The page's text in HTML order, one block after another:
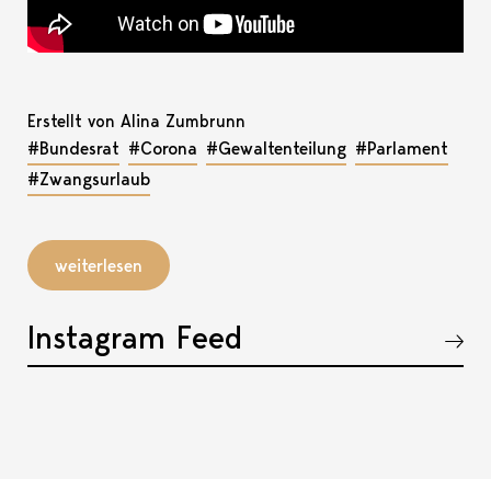
Erstellt von Alina Zumbrunn
#Bundesrat #Corona #Gewaltenteilung #Parlament
#Zwangsurlaub
weiterlesen
Instagram Feed
Akkordeon öffnen, bzw. schliessen